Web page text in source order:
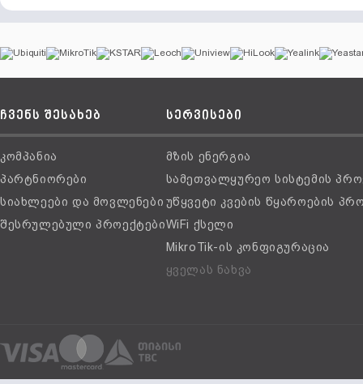
ჩვენს შესახებ
კომპანია
პარტნიორები
სიახლეები და მოვლენები
შესრულებული პროექტები
სერვისები
მზის ენერგია
სამეთვალყურეო სისტემის
უწყვეტი კვების წყაროების
WiFi ქსელი
MikroTik-ის კონფიგურაცია
ყველას ნახვა